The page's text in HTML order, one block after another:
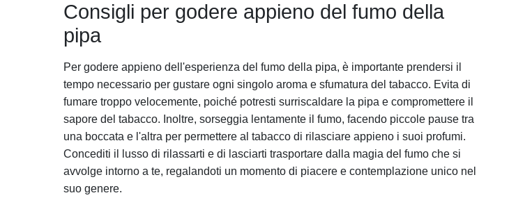
Consigli per godere appieno del fumo della
pipa
Per godere appieno dell'esperienza del fumo della pipa, è importante prendersi il
tempo necessario per gustare ogni singolo aroma e sfumatura del tabacco. Evita di
fumare troppo velocemente, poiché potresti surriscaldare la pipa e compromettere il
sapore del tabacco. Inoltre, sorseggia lentamente il fumo, facendo piccole pause tra
una boccata e l'altra per permettere al tabacco di rilasciare appieno i suoi profumi.
Concediti il lusso di rilassarti e di lasciarti trasportare dalla magia del fumo che si
avvolge intorno a te, regalandoti un momento di piacere e contemplazione unico nel
suo genere.